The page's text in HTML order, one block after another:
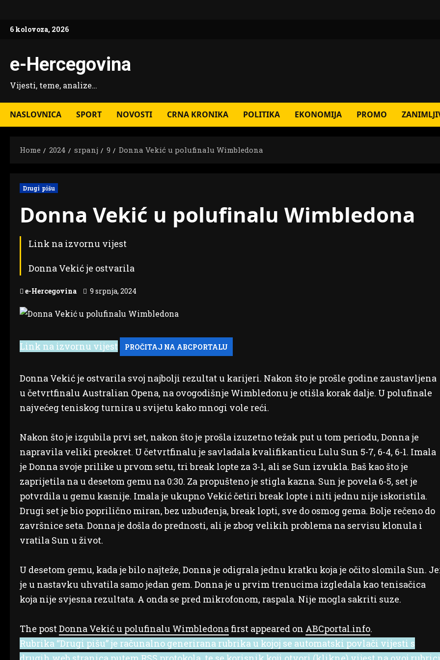
content
6 kolovoza, 2026
e-Hercegovina
Vijesti, teme, analize…
NASLOVNICA SPORT NOVOSTI CRNA KRONIKA POLITIKA EKONOMIJA PROMO
Home 2024 srpanj 9 Donna Vekić u polufinalu Wimbledona
Drugi pišu
Donna Vekić u polufinalu Wimbledona
Link na izvornu vijest
Donna Vekić je ostvarila
e-Hercegovina 9 srpnja, 2024
Link na izvornu vijest
Donna Vekić je ostvarila svoj najbolji rezultat u karijeri. Nakon što je prošle godine zaustavljena
u četvrtfinalu Australian Opena, na ovogodišnje Wimbledonu je otišla korak dalje. U polufinale
najvećeg teniskog turnira u svijetu kako mnogi vole reći.
Nakon što je izgubila prvi set, nakon što je prošla izuzetno težak put u tom periodu, Donna je
napravila veliki preokret. U četvrtfinalu je savladala kvalifikanticu Lulu Sun 5-7, 6-4, 6-1. Imala
je Donna svoje prilike u prvom setu, tri break lopte za 3-1, ali se Sun izvukla. Baš kao što je
zaprijetila na u desetom gemu na 0:30. Za propušteno je stigla kazna. Sun je povela 6-5, set je
potvrdila u gemu kasnije. Imala je ukupno Vekić četiri break lopte i niti jednu nije iskoristila.
Drugi set je bio poprilično miran, bez uzbuđenja, break lopti, sve do osmog gema. Bolje rečeno do
završnice seta. Donna je došla do prednosti, ali je zbog velikih problema na servisu klonula i
vratila Sun u život.
U desetom gemu, kada je bilo najteže, Donna je odigrala jednu kratku koja je očito slomila Sun.
je u nastavku uhvatila samo jedan gem. Donna je u prvim trenucima izgledala kao tenisačica
koja nije svjesna rezultata. A onda se pred mikrofonom, raspala. Nije mogla sakriti suze.
The postDonna Vekić u polufinalu Wimbledona first appeared on ABCportal.info.
Rubrika “Drugi pišu” je računalno generirana rubrika u kojoj se automatski povlači vijesti s